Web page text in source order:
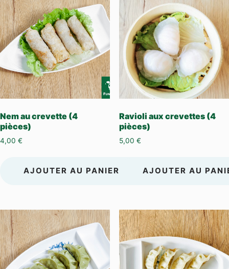
Nem au crevette (4
pièces)
4,00 €
AJOUTER AU PANIER
Ravioli aux crevettes (4
pièces)
5,00 €
AJOUTER AU